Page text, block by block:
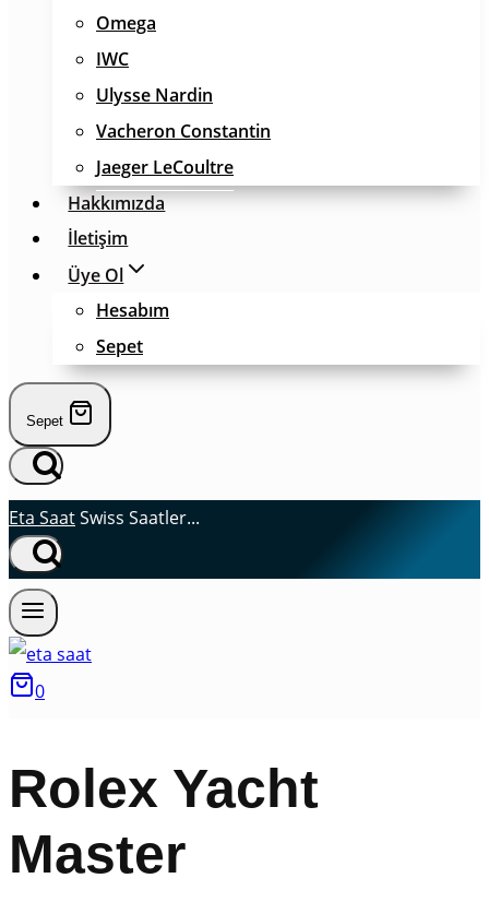
Omega
IWC
Ulysse Nardin
Vacheron Constantin
Jaeger LeCoultre
Hakkımızda
İletişim
Üye Ol
Hesabım
Sepet
Sepet
Eta SaatSwiss Saatler...
0
Rolex Yacht
Master